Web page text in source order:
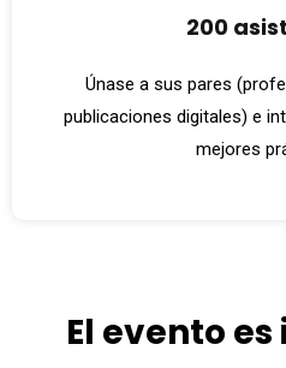
200
Únase a sus pares
publicaciones digitales) e
mejores
El evento